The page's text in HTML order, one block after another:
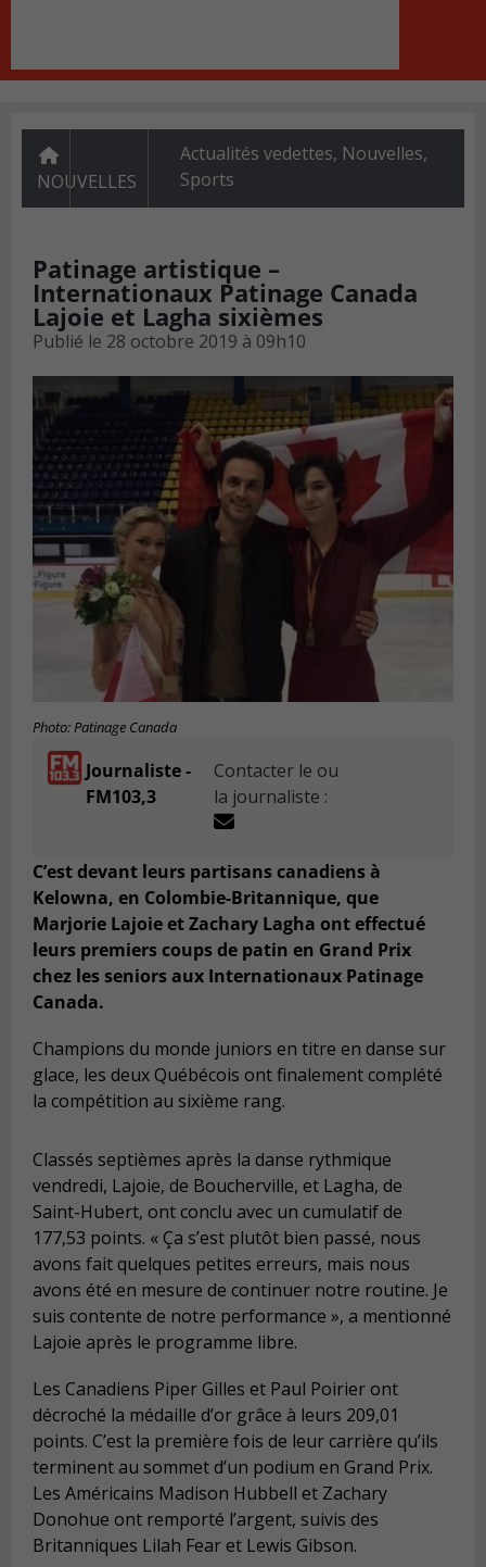
NOUVELLES
Actualités vedettes, Nouvelles,
Sports
Patinage artistique –
Internationaux Patinage Canada
Lajoie et Lagha sixièmes
Publié le 28 octobre 2019 à 09h10
Photo: Patinage Canada
Journaliste -
FM103,3
Contacter le ou
la journaliste :
C’est devant leurs partisans canadiens à
Kelowna, en Colombie-Britannique, que
Marjorie Lajoie et Zachary Lagha ont effectué
leurs premiers coups de patin en Grand Prix
chez les seniors aux Internationaux Patinage
Canada.
Champions du monde juniors en titre en danse sur
glace, les deux Québécois ont finalement complété
la compétition au sixième rang.
Classés septièmes après la danse rythmique
vendredi, Lajoie, de Boucherville, et Lagha, de
Saint-Hubert, ont conclu avec un cumulatif de
177,53 points. « Ça s’est plutôt bien passé, nous
avons fait quelques petites erreurs, mais nous
avons été en mesure de continuer notre routine. Je
suis contente de notre performance », a mentionné
Lajoie après le programme libre.
Les Canadiens Piper Gilles et Paul Poirier ont
décroché la médaille d’or grâce à leurs 209,01
points. C’est la première fois de leur carrière qu’ils
terminent au sommet d’un podium en Grand Prix.
Les Américains Madison Hubbell et Zachary
Donohue ont remporté l’argent, suivis des
Britanniques Lilah Fear et Lewis Gibson.